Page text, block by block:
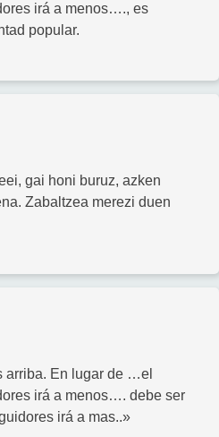
irá a menos…., es
popular.
gai honi buruz, azken
Zabaltzea merezi duen
arriba. En lugar de …el
irá a menos…. debe ser
irá a mas..»